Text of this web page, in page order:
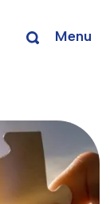
Menu